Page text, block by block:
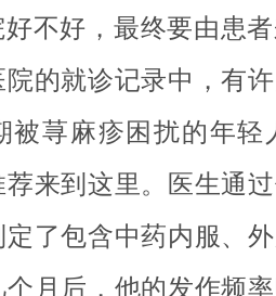
不好，最终要由患
的就诊记录中，有
被荨麻疹困扰的年轻
荐来到这里。医生通
了包含中药内服、
月后，他的发作频